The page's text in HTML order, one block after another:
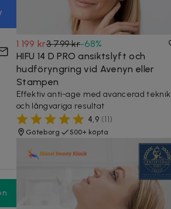
1 199 kr3 799 kr-68%
HIFU 14 D PRO ansiktslyft och
hudföryngring vid Avenyn eller
Stampen
Effektiv anti-age med avancerad teknik
och långvariga resultat
4,9 (11)
Göteborg 500+ köpta